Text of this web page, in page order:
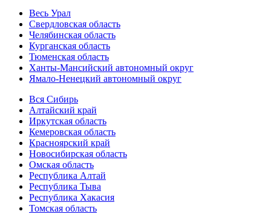
Весь Урал
Свердловская область
Челябинская область
Курганская область
Тюменская область
Ханты-Мансийский автономный округ
Ямало-Ненецкий автономный округ
Вся Сибирь
Алтайский край
Иркутская область
Кемеровская область
Красноярский край
Новосибирская область
Омская область
Республика Алтай
Республика Тыва
Республика Хакасия
Томская область